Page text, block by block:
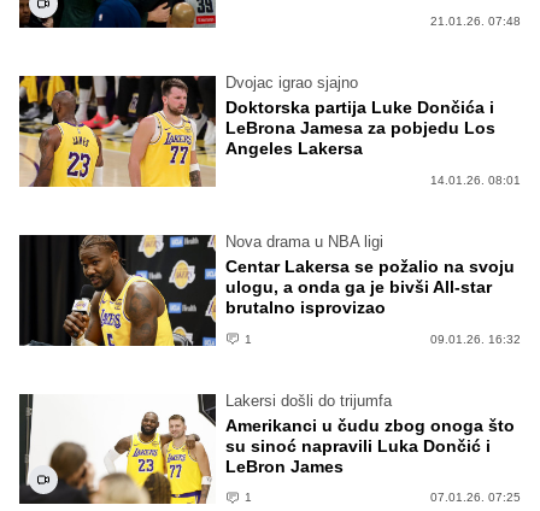
21.01.26. 07:48
Dvojac igrao sjajno
Doktorska partija Luke Dončića i
LeBrona Jamesa za pobjedu Los
Angeles Lakersa
14.01.26. 08:01
Nova drama u NBA ligi
Centar Lakersa se požalio na svoju
ulogu, a onda ga je bivši All-star
brutalno isprovizao
1 09.01.26. 16:32
Lakersi došli do trijumfa
Amerikanci u čudu zbog onoga što
su sinoć napravili Luka Dončić i
LeBron James
1 07.01.26. 07:25